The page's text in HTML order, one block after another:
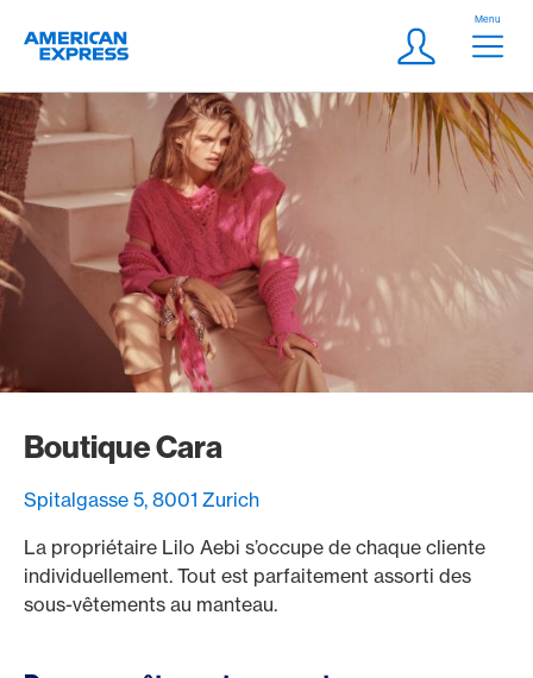
Logo
Meta
Login
Menu
Boutique Cara
Spitalgasse 5, 8001 Zurich
La propriétaire Lilo Aebi s’occupe de chaque cliente
individuellement. Tout est parfaitement assorti des
sous-vêtements au manteau.